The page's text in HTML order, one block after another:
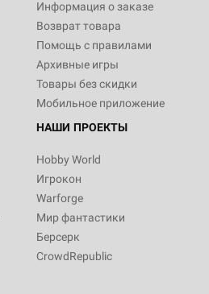
Информация о заказе
Возврат товара
Помощь с правилами
Архивные игры
Товары без скидки
Мобильное приложение
НАШИ ПРОЕКТЫ
Hobby World
Игрокон
Warforge
Мир фантастики
Берсерк
CrowdRepublic